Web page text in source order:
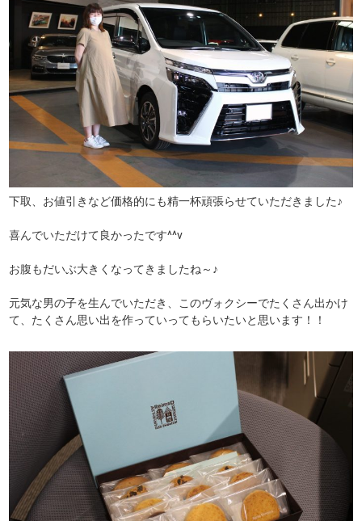
下取、お値引きなど価格的にも精一杯頑張らせていただきました♪
喜んでいただけて良かったです^^v
お腹もだいぶ大きくなってきましたね～♪
元気な男の子を生んでいただき、このヴォクシーでたくさん出かけ
て、たくさん思い出を作っていってもらいたいと思います！！